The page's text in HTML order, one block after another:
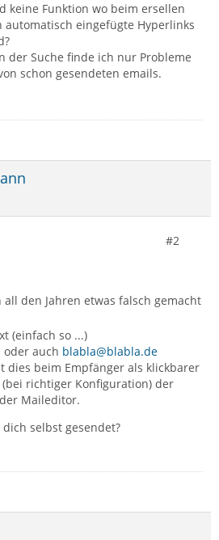
keine Funktion wo beim ersellen
eingefügte Hyperlinks
der Suche finde ich nur Probleme
schon gesendeten emails.
#2
den Jahren etwas falsch gemacht
(einfach so ...)
oder auch blabla@blabla.de
dies beim Empfänger als klickbarer
richtiger Konfiguration) der
Maileditor.
selbst gesendet?